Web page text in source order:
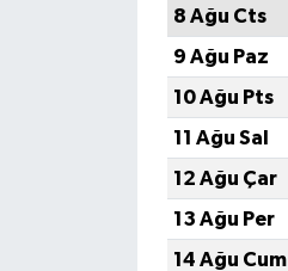
8 Ağu Cts
9 Ağu Paz
10 Ağu Pts
11 Ağu Sal
12 Ağu Çar
13 Ağu Per
14 Ağu Cum